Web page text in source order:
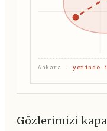
Ankara ·yerinde
Gözlerimizi